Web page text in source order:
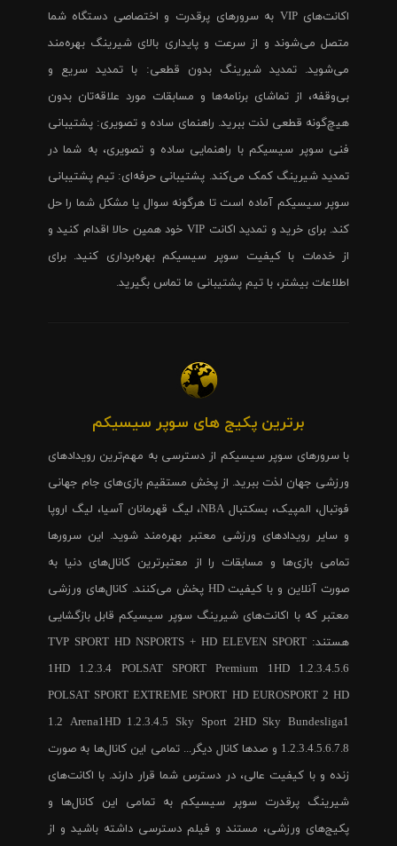
اکانت‌های VIP به سرورهای پرقدرت و اختصاصی دستگاه شما
متصل می‌شوند و از سرعت و پایداری بالای شیرینگ بهره‌مند
می‌شوید. تمدید شیرینگ بدون قطعی: با تمدید سریع و
بی‌وقفه، از تماشای برنامه‌ها و مسابقات مورد علاقه‌تان بدون
هیچ‌گونه قطعی لذت ببرید. راهنمای ساده و تصویری: پشتیبانی
فنی سوپر سیسیکم با راهنمایی ساده و تصویری، به شما در
تمدید شیرینگ کمک می‌کند. پشتیبانی حرفه‌ای: تیم پشتیبانی
سوپر سیسیکم آماده است تا هرگونه سوال یا مشکل شما را حل
کند. برای خرید و تمدید اکانت VIP خود همین حالا اقدام کنید و
از خدمات با کیفیت سوپر سیسیکم بهره‌برداری کنید. برای
اطلاعات بیشتر، با تیم پشتیبانی ما تماس بگیرید.
برترین پکیج های سوپر سیسیکم
با سرورهای سوپر سیسیکم از دسترسی به مهم‌ترین رویدادهای
ورزشی جهان لذت ببرید. از پخش مستقیم بازی‌های جام جهانی
فوتبال، المپیک، بسکتبال NBA، لیگ قهرمانان آسیا، لیگ اروپا
و سایر رویدادهای ورزشی معتبر بهره‌مند شوید. این سرورها
تمامی بازی‌ها و مسابقات را از معتبرترین کانال‌های دنیا به
صورت آنلاین و با کیفیت HD پخش می‌کنند. کانال‌های ورزشی
معتبر که با اکانت‌های شیرینگ سوپر سیسیکم قابل بازگشایی
هستند: TVP SPORT HD NSPORTS + HD ELEVEN SPORT
1HD 1.2.3.4 POLSAT SPORT Premium 1HD 1.2.3.4.5.6
POLSAT SPORT EXTREME SPORT HD EUROSPORT 2 HD
1.2 Arena1HD 1.2.3.4.5 Sky Sport 2HD Sky Bundesliga1
1.2.3.4.5.6.7.8 و صدها کانال دیگر... تمامی این کانال‌ها به صورت
زنده و با کیفیت عالی، در دسترس شما قرار دارند. با اکانت‌های
شیرینگ پرقدرت سوپر سیسیکم به تمامی این کانال‌ها و
پکیج‌های ورزشی، مستند و فیلم دسترسی داشته باشید و از